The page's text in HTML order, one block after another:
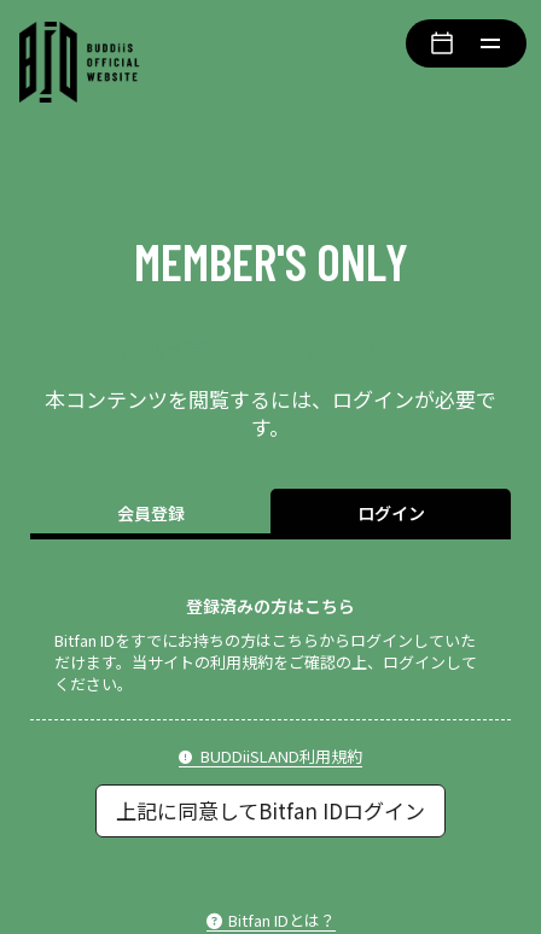
MEMBER'S ONLY
本コンテンツを閲覧するには、ログインが必要で
す。
会員登録 ログイン
登録済みの方はこちら
Bitfan IDをすでにお持ちの方はこちらからログインしていた
だけます。 当サイトの利用規約をご確認の上、ログインして
ください。
BUDDiiSLAND利用規約
上記に同意してBitfan IDログイン
Bitfan IDとは？